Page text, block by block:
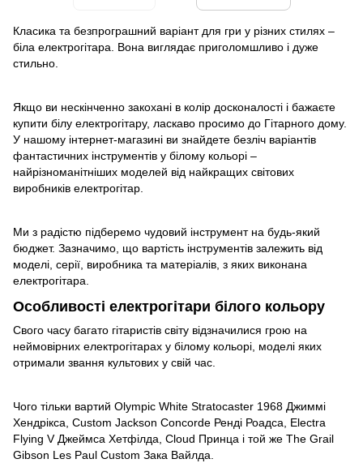
Класика та безпрограшний варіант для гри у різних стилях –
біла електрогітара. Вона виглядає приголомшливо і дуже
стильно.
Якщо ви нескінченно закохані в колір досконалості і бажаєте
купити білу електрогітару, ласкаво просимо до Гітарного дому.
У нашому інтернет-магазині ви знайдете безліч варіантів
фантастичних інструментів у білому кольорі –
найрізноманітніших моделей від найкращих світових
виробників електрогітар.
Ми з радістю підберемо чудовий інструмент на будь-який
бюджет. Зазначимо, що вартість інструментів залежить від
моделі, серії, виробника та матеріалів, з яких виконана
електрогітара.
Особливості електрогітари білого кольору
Свого часу багато гітаристів світу відзначилися грою на
неймовірних електрогітарах у білому кольорі, моделі яких
отримали звання культових у свій час.
Чого тільки вартий Olympic White Stratocaster 1968 Джиммі
Хендрікса, Custom Jackson Concorde Ренді Роадса, Electra
Flying V Джеймса Хетфілда, Cloud Принца і той же The Grail
Gibson Les Paul Custom Зака ​​Вайлда.